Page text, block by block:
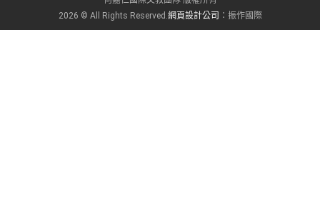
2026 © All Rights Reserved. 網頁設計公司 ：振作國際